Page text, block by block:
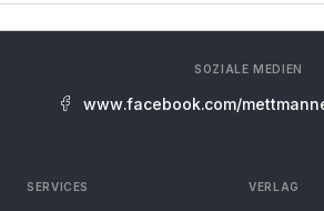
SOZIALE MEDIEN
www.facebook.com/
SERVICES VERLAG